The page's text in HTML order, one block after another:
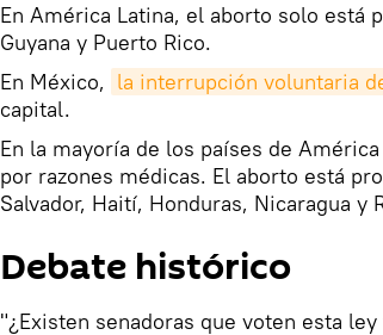
En América Latina, el aborto solo está
Guyana y Puerto Rico.
En México, la interrupción voluntaria
capital.
En la mayoría de los países de
por razones médicas. El aborto está
Salvador, Haití, Honduras, Nicaragua y
Debate histórico
"¿Existen senadoras que voten esta